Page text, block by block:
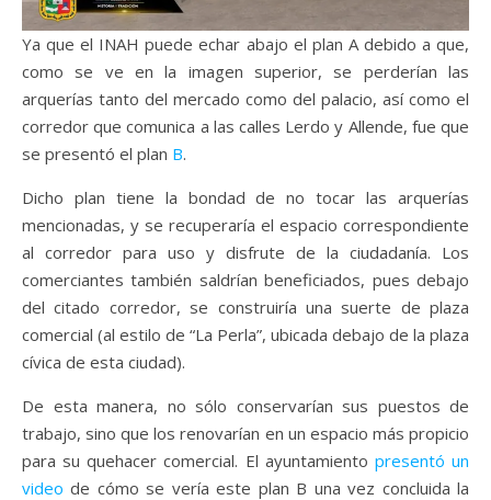
Ya que el INAH puede echar abajo el plan A debido a que,
como se ve en la imagen superior, se perderían las
arquerías tanto del mercado como del palacio, así como el
corredor que comunica a las calles Lerdo y Allende, fue que
se presentó el plan B.
Dicho plan tiene la bondad de no tocar las arquerías
mencionadas, y se recuperaría el espacio correspondiente
al corredor para uso y disfrute de la ciudadanía. Los
comerciantes también saldrían beneficiados, pues debajo
del citado corredor, se construiría una suerte de plaza
comercial (al estilo de “La Perla”, ubicada debajo de la plaza
cívica de esta ciudad).
De esta manera, no sólo conservarían sus puestos de
trabajo, sino que los renovarían en un espacio más propicio
para su quehacer comercial. El ayuntamiento presentó un
videode cómo se vería este plan B una vez concluida la